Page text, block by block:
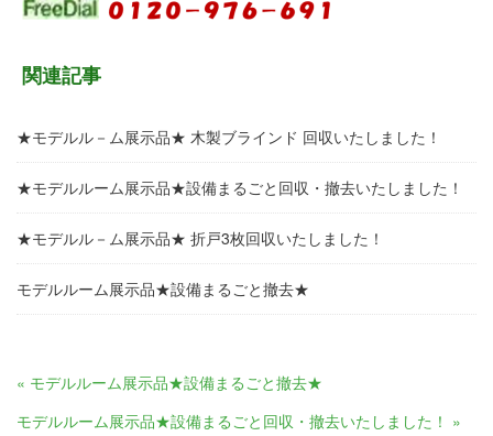
関連記事
★モデルル－ム展示品★ 木製ブラインド 回収いたしました！
★モデルルーム展示品★設備まるごと回収・撤去いたしました！
★モデルル－ム展示品★ 折戸3枚回収いたしました！
モデルルーム展示品★設備まるごと撤去★
« モデルルーム展示品★設備まるごと撤去★
モデルルーム展示品★設備まるごと回収・撤去いたしました！ »